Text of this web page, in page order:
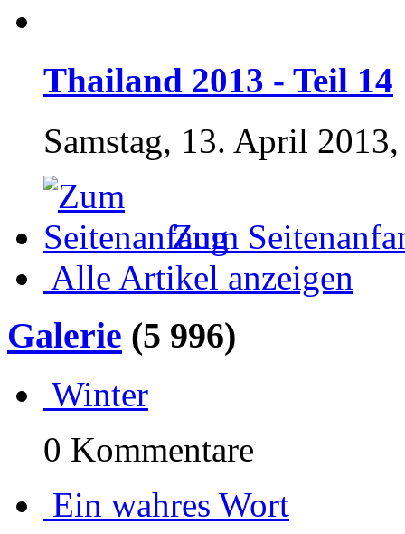
Thailand 2013 - Teil 14
Samstag, 13. April
Zum
Alle Artikel anzeigen
Galerie (5 996)
Winter
0 Kommentare
Ein wahres Wort